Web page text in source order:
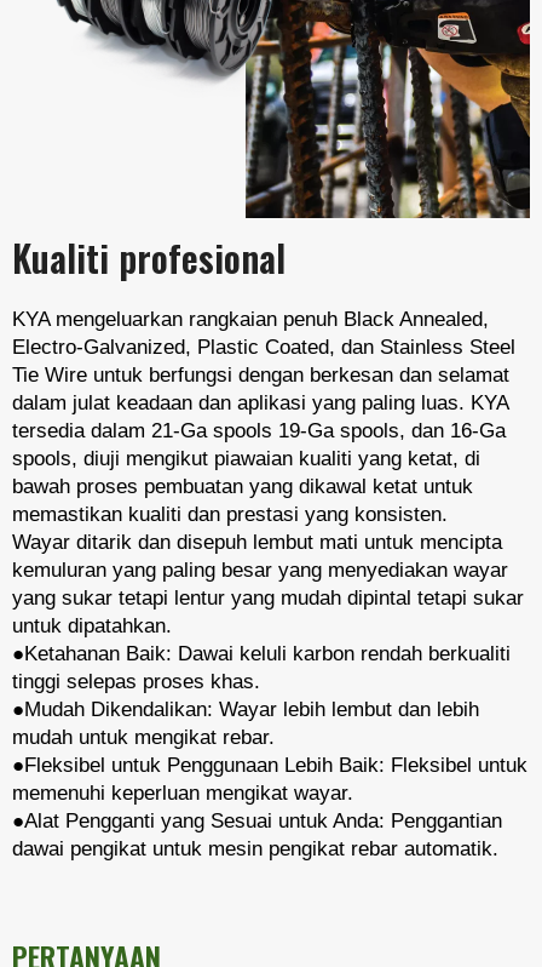
Kualiti profesional
KYA mengeluarkan rangkaian penuh Black Annealed,
Electro-Galvanized, Plastic Coated, dan Stainless Steel
Tie Wire untuk berfungsi dengan berkesan dan selamat
dalam julat keadaan dan aplikasi yang paling luas. KYA
tersedia dalam 21-Ga spools 19-Ga spools, dan 16-Ga
spools, diuji mengikut piawaian kualiti yang ketat, di
bawah proses pembuatan yang dikawal ketat untuk
memastikan kualiti dan prestasi yang konsisten.
Wayar ditarik dan disepuh lembut mati untuk mencipta
kemuluran yang paling besar yang menyediakan wayar
yang sukar tetapi lentur yang mudah dipintal tetapi sukar
untuk dipatahkan.
●Ketahanan Baik: Dawai keluli karbon rendah berkualiti
tinggi selepas proses khas.
​​​​​●Mudah Dikendalikan: Wayar lebih lembut dan lebih
mudah untuk mengikat rebar.
●Fleksibel untuk Penggunaan Lebih Baik: Fleksibel untuk
memenuhi keperluan mengikat wayar.
●Alat Pengganti yang Sesuai untuk Anda: Penggantian
dawai pengikat untuk mesin pengikat rebar automatik.
PERTANYAAN